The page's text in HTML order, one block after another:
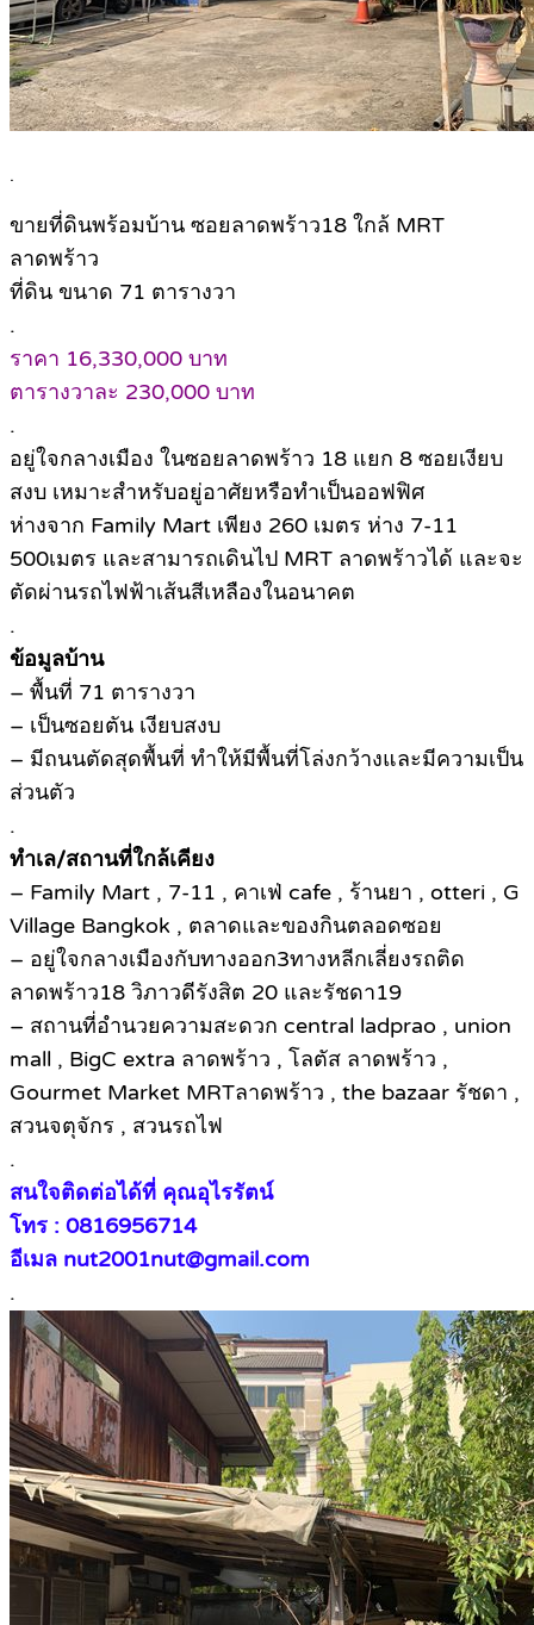
.
ขายที่ดินพร้อมบ้าน ซอยลาดพร้าว18 ใกล้ MRT
ลาดพร้าว
ที่ดิน ขนาด 71 ตารางวา
.
ราคา 16,330,000 บาท
ตารางวาละ 230,000 บาท
.
อยู่ใจกลางเมือง ในซอยลาดพร้าว 18 แยก 8 ซอยเงียบ
สงบ เหมาะสำหรับอยู่อาศัยหรือทำเป็นออฟฟิศ
ห่างจาก Family Mart เพียง 260 เมตร ห่าง 7-11
500เมตร และสามารถเดินไป MRT ลาดพร้าวได้ และจะ
ตัดผ่านรถไฟฟ้าเส้นสีเหลืองในอนาคต
.
ข้อมูลบ้าน
– พื้นที่ 71 ตารางวา
– เป็นซอยตัน เงียบสงบ
– มีถนนตัดสุดพื้นที่ ทำให้มีพื้นที่โล่งกว้างและมีความเป็น
ส่วนตัว
.
ทำเล/สถานที่ใกล้เคียง
– Family Mart , 7-11 , คาเฟ่ cafe , ร้านยา , otteri , G
Village Bangkok , ตลาดและของกินตลอดซอย
– อยู่ใจกลางเมืองกับทางออก3ทางหลีกเลี่ยงรถติด
ลาดพร้าว18 วิภาวดีรังสิต 20 และรัชดา19
– สถานที่อำนวยความสะดวก central ladprao , union
mall , BigC extra ลาดพร้าว , โลตัส ลาดพร้าว ,
Gourmet Market MRTลาดพร้าว , the bazaar รัชดา ,
สวนจตุจักร , สวนรถไฟ
.
สนใจติดต่อได้ที่ คุณอุไรรัตน์
โทร : 0816956714
อีเมล nut2001nut@gmail.com
.